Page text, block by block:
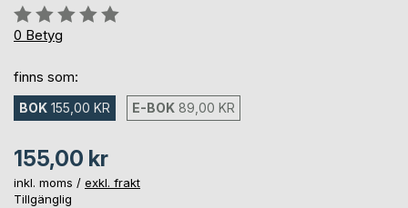
Betyg::
0%
0 Betyg
finns som:
BOK 155,00 KR E-BOK 89,00 KR
155,00 kr
inkl. moms / exkl. frakt
Tillgänglig